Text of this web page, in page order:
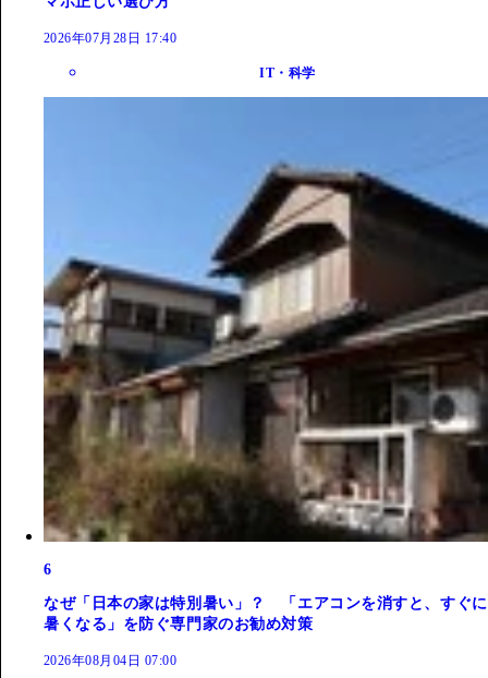
2026年07月28日 17:40
IT・科学
6
なぜ「日本の家は特別暑い」？ 「エアコンを消すと、すぐに
暑くなる」を防ぐ専門家のお勧め対策
2026年08月04日 07:00